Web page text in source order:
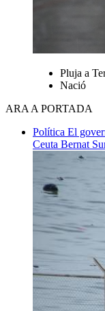
Pluja a
Nació
ARA A PORTADA
Política El
Ceuta Bernat